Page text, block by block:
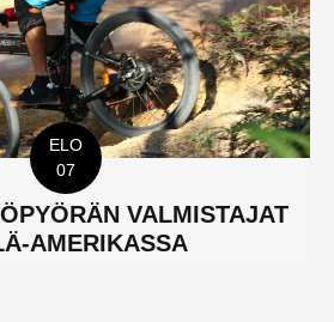
ELO
07
VALMISTAJAT
AMERIKASSA